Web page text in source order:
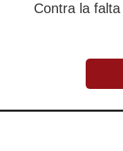
Contra la